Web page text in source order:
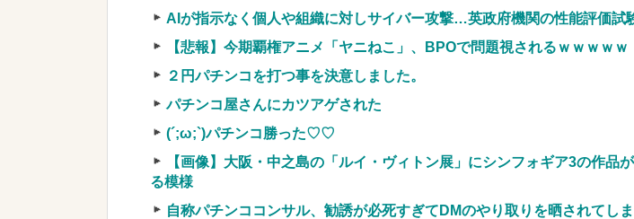
【画像】アイドルのオフ会の光景、レベチw w w w w w w w w w w
【衝撃】YouTuber山口達也さん、チェンソーで竹を切るだけで600万再
まう←正直、こう言うのでいいんだよなw w w w w w w w NEW!
【超絶悲報】婚活女子さん、残酷な現実に気付いてしまった結果…
【速報】へずまりゅうさん、完全に聖人の顔へ←これw w w w w w w w
実質確率という罠
【競馬・難解】6/30(水)第44回帝王賞(JpnI) Part6 みんなの予想
名機が生まれなかった悲しい枠
AIが指示なく個人や組織に対しサイバー攻撃…英政府機関の性能評価試
【悲報】今期覇権アニメ「ヤニねこ」、BPOで問題視されるｗｗｗｗｗ
２円パチンコを打つ事を決意しました。
パチンコ屋さんにカツアゲされた
(´;ω;`)パチンコ勝った♡♡
【画像】大阪・中之島の「ルイ・ヴィトン展」にシンフォギア3の作品
る模様
自称パチンココンサル、勧誘が必死すぎてDMのやり取りを晒されてし